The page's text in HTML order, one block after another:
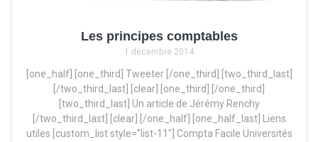
Les principes comptables
1 décembre 2014
[one_half] [one_third] Tweeter [/one_third] [two_third_last]
[/two_third_last] [clear] [one_third] [/one_third]
[two_third_last] Un article de Jérémy Renchy
[/two_third_last] [clear] [/one_half] [one_half_last] Liens
utiles [custom_list style=”list-11″] Compta Facile Universités